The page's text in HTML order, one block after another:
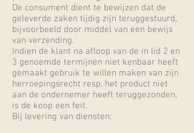
De consument dient te bewijzen dat de
geleverde zaken tijdig zijn teruggestuurd,
bijvoorbeeld door middel van een bewijs
van verzending.
Indien de klant na afloop van de in lid 2 en
3 genoemde termijnen niet kenbaar heeft
gemaakt gebruik te willen maken van zijn
herroepingsrecht resp. het product niet
aan de ondernemer heeft teruggezonden,
is de koop een feit.
Bij levering van diensten: